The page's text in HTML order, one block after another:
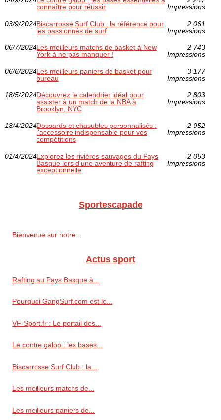
connaître pour réussir
Impressions
03/9/2024Biscarrosse Surf Club : la référence pour
les passionnés de surf
2 061
Impressions
06/7/2024Les meilleurs matchs de basket à New
York à ne pas manquer !
2 743
Impressions
06/6/2024Les meilleurs paniers de basket pour
bureau
3 177
Impressions
18/5/2024Découvrez le calendrier idéal pour
assister à un match de la NBA à
Brooklyn, NYC
2 803
Impressions
18/4/2024Dossards et chasubles personnalisés :
l'accessoire indispensable pour vos
compétitions
2 952
Impressions
01/4/2024Explorez les rivières sauvages du Pays
Basque lors d'une aventure de rafting
exceptionnelle
2 053
Impressions
Sportescapade
Bienvenue sur notre...
Actus sport
Rafting au Pays Basque à...
Pourquoi GangSurf.com est le...
VF-Sport.fr : Le portail des...
Le contre galop : les bases...
Biscarrosse Surf Club : la...
Les meilleurs matchs de...
Les meilleurs paniers de...